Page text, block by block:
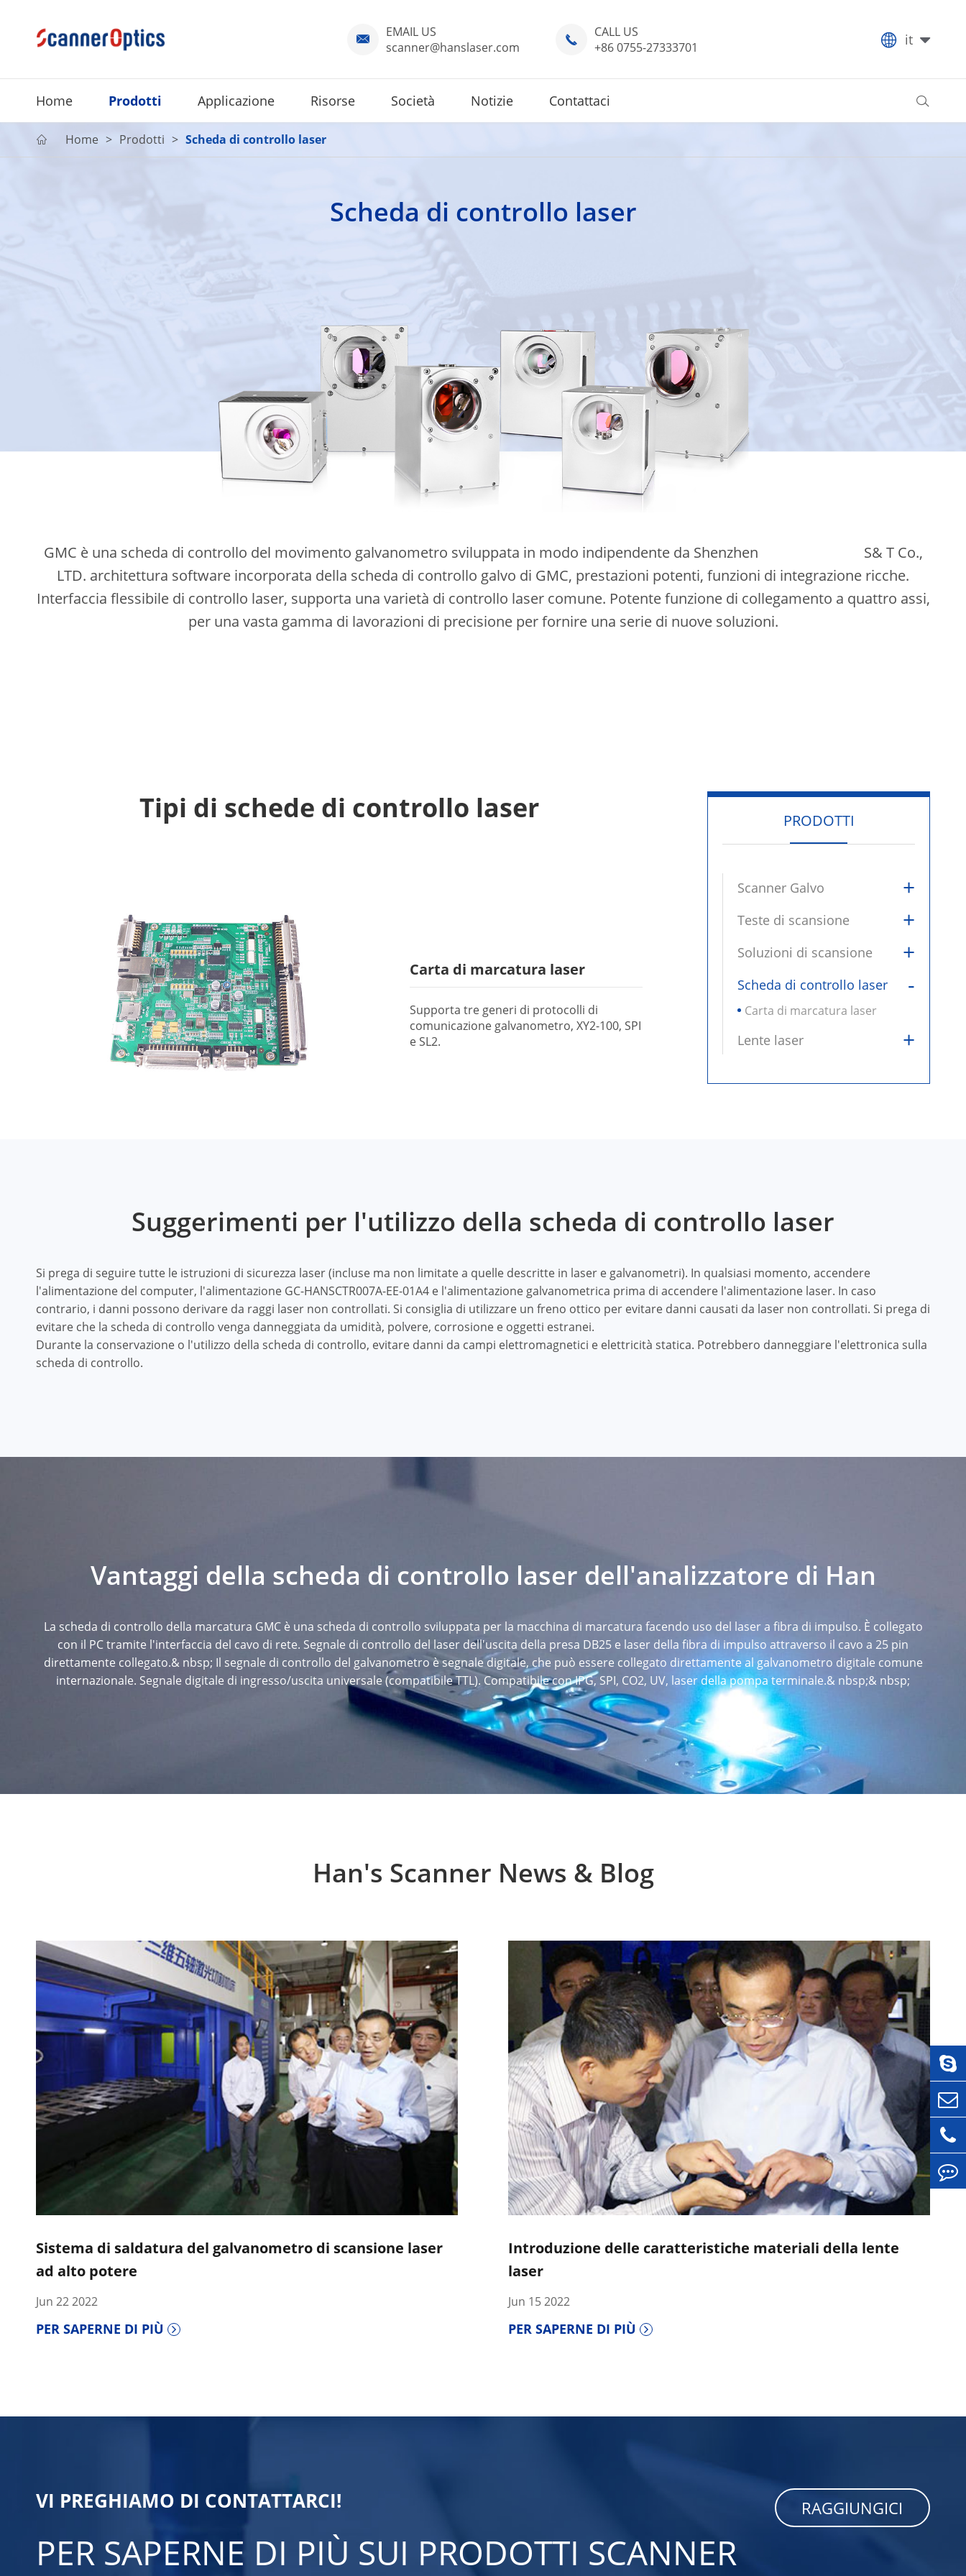

EMAIL US
scanner@hanslaser.com

CALL US
+86 0755-27333701
 it
Home Prodotti Applicazione Risorse Società Notizie Contattaci 
Scheda di controllo laser
GMC è una scheda di controllo del movimento galvanometro sviluppata in modo indipendente da Shenzhen
S& T Co.,
LTD. architettura software incorporata della scheda di controllo galvo di GMC, prestazioni potenti, funzioni di integrazione ricche.
Interfaccia flessibile di controllo laser, supporta una varietà di controllo laser comune. Potente funzione di collegamento a quattro assi,
per una vasta gamma di lavorazioni di precisione per fornire una serie di nuove soluzioni.
 Home Prodotti Scheda di controllo laser
Tipi di schede di controllo laser
Carta di marcatura laser
Supporta tre generi di protocolli di
comunicazione galvanometro, XY2-100, SPI
e SL2.
PRODOTTI
Scanner Galvo +
Teste di scansione +
Soluzioni di scansione +
Scheda di controllo laser -
Carta di marcatura laser
Lente laser +
Suggerimenti per l'utilizzo della scheda di controllo laser
Si prega di seguire tutte le istruzioni di sicurezza laser (incluse ma non limitate a quelle descritte in laser e galvanometri). In qualsiasi momento, accendere
l'alimentazione del computer, l'alimentazione GC-HANSCTR007A-EE-01A4 e l'alimentazione galvanometrica prima di accendere l'alimentazione laser. In caso
contrario, i danni possono derivare da raggi laser non controllati. Si consiglia di utilizzare un freno ottico per evitare danni causati da laser non controllati. Si prega di
evitare che la scheda di controllo venga danneggiata da umidità, polvere, corrosione e oggetti estranei.
Durante la conservazione o l'utilizzo della scheda di controllo, evitare danni da campi elettromagnetici e elettricità statica. Potrebbero danneggiare l'elettronica sulla
scheda di controllo.
Vantaggi della scheda di controllo laser dell'analizzatore di Han
La scheda di controllo della marcatura GMC è una scheda di controllo sviluppata per la macchina di marcatura facendo uso del laser a fibra di impulso. È collegato
con il PC tramite l'interfaccia del cavo di rete. Segnale di controllo del laser dell'uscita della presa DB25 e laser della fibra di impulso attraverso il cavo a 25 pin
direttamente collegato.& nbsp; Il segnale di controllo del galvanometro è segnale digitale, che può essere collegato direttamente al galvanometro digitale comune
internazionale. Segnale digitale di ingresso/uscita universale (compatibile TTL). Compatibile con IPG, SPI, CO2, UV, laser della pompa terminale.& nbsp;& nbsp;
Han's Scanner News & Blog
Sistema di saldatura del galvanometro di scansione laser
ad alto potere
Jun 22 2022
PER SAPERNE DI PIÙ
Introduzione delle caratteristiche materiali della lente
laser
Jun 15 2022
PER SAPERNE DI PIÙ
VI PREGHIAMO DI CONTATTARCI!
PER SAPERNE DI PIÙ SUI PRODOTTI SCANNER
RAGGIUNGICI